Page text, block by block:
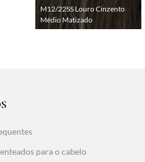
M12/22SS Louro Cinzento
Médio Matizado
para o cabelo